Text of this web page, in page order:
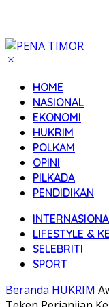
HOME
NASIONAL
EKONOMI
HUKRIM
POLKAM
OPINI
PILKADA
PENDIDIKAN
LIFESTYLE &
SELEBRITI
SPORT
Beranda HUKRIM